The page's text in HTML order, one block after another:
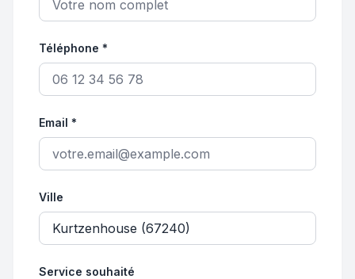
Téléphone *
Email *
Ville
Service souhaité